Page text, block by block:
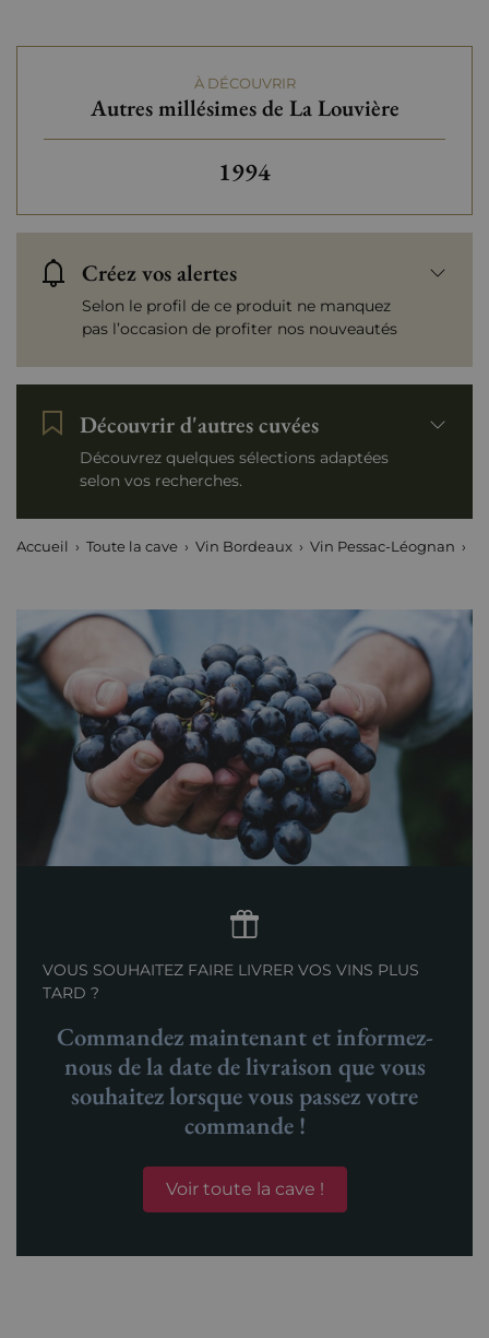
À DÉCOUVRIR
Autres millésimes de La Louvière
Autres millésimes de La
1994
Créez vos alertes
Selon le profil de ce produit ne manquez
pas l’occasion de profiter nos nouveautés
Découvrir d'autres cuvées
Découvrez quelques sélections adaptées
selon vos recherches.
Accueil Toute la cave Vin Bordeaux Vin Pessac-Léognan
VOUS SOUHAITEZ FAIRE LIVRER VOS VINS PLUS
TARD ?
Commandez maintenant et informez-
nous de la date de livraison que vous
souhaitez lorsque vous passez votre
commande !
Voir toute la cave !